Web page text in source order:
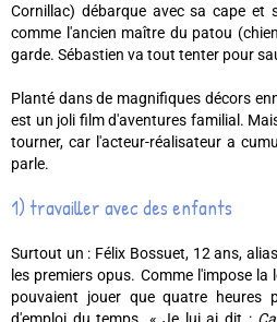
Cornillac) débarque avec sa cape et
comme l'ancien maître du patou
garde. Sébastien va tout tenter pour
Planté dans de magnifiques décors
est un joli film d'aventures familial.
tourner, car l'acteur-réalisateur a
parle.
1) travailler avec des enfants
Surtout un : Félix Bossuet, 12 ans,
les premiers opus. Comme l'impose
pouvaient jouer que quatre heures